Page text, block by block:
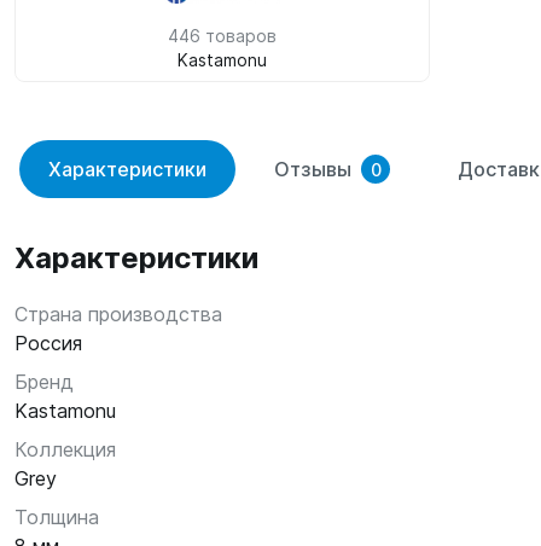
446 товаров
Kastamonu
Характеристики Отзывы 0
Характеристики
Страна производства
Россия
Бренд
Kastamonu
Коллекция
Grey
Толщина